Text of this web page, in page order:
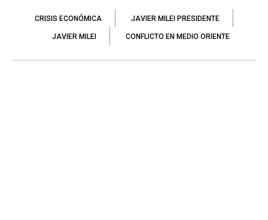
CRISIS ECONÓMICA JAVIER MILEI PRESIDENTE
JAVIER MILEI CONFLICTO EN MEDIO ORIENTE